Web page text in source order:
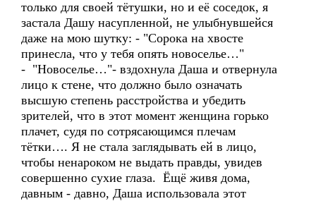
только для своей тётушки, но и её соседок, я
застала Дашу насупленной, не улыбнувшейся
даже на мою шутку: - "Сорока на хвосте
принесла, что у тебя опять новоселье…"
- "Новоселье…"- вздохнула Даша и отвернула
лицо к стене, что должно было означать
высшую степень расстройства и убедить
зрителей, что в этот момент женщина горько
плачет, судя по сотрясающимся плечам
тётки…. Я не стала заглядывать ей в лицо,
чтобы ненароком не выдать правды, увидев
совершенно сухие глаза. Ёщё живя дома,
давным - давно, Даша использовала этот